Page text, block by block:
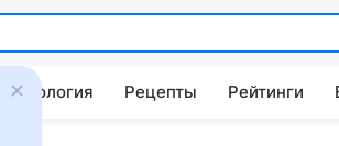
Психология Рецепты Рейтинги